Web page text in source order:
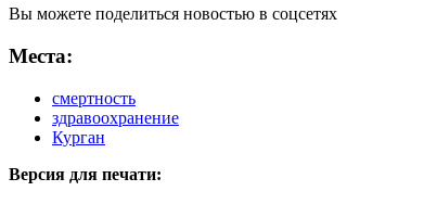
Вы можете поделиться новостью в соцсетях
Места:
смертность
здравоохранение
Курган
Версия для печати: